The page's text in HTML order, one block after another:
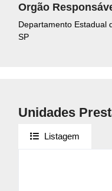
Orgão
Departamento Estadual
SP
Unidades
Listagem